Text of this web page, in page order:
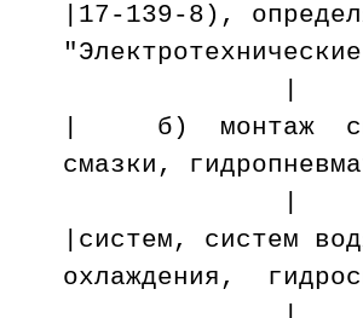
|17-139-8),
| б) монтаж
смазки,
|систем, систем
охлаждения,